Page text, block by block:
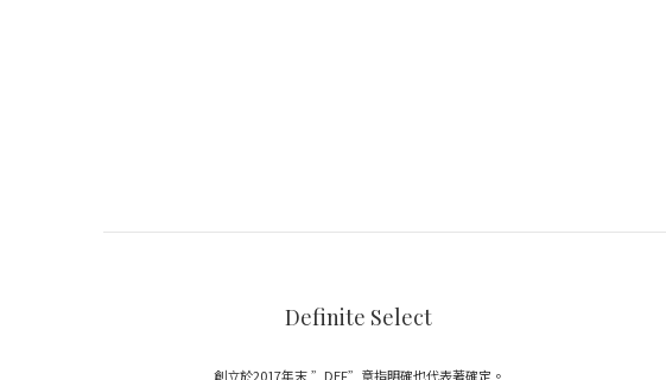
Definite Select
創立於2017年末 ”DEF”意指明確也代表著確定。